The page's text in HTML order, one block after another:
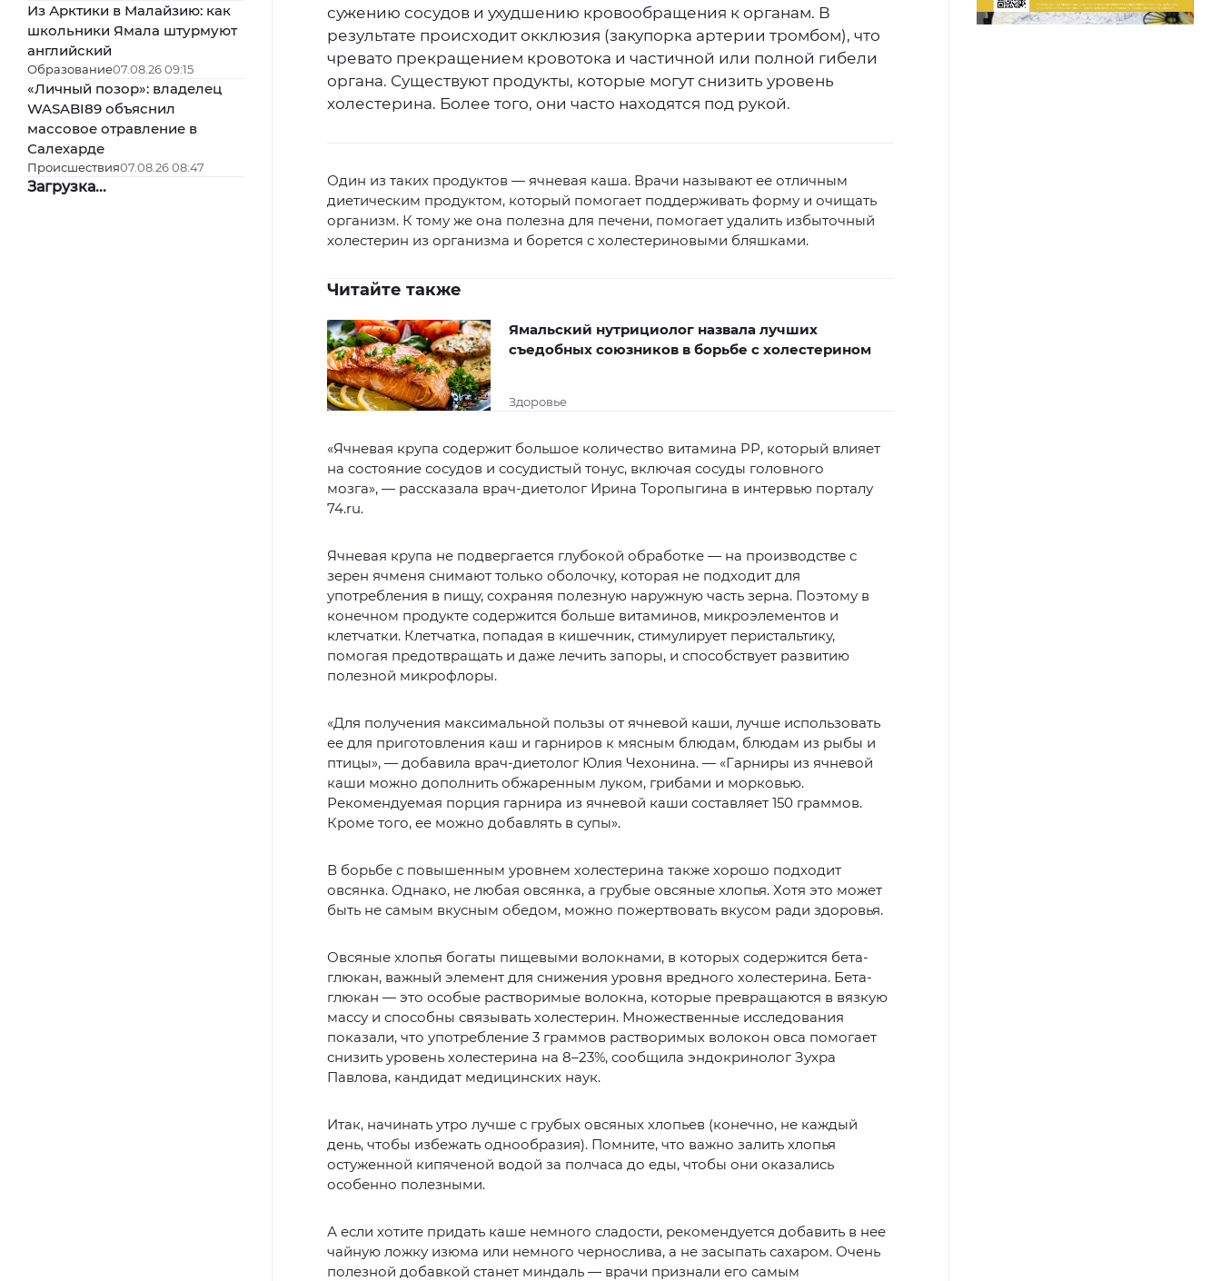
Из Арктики в Малайзию: как
школьники Ямала штурмуют
английский
Образование07.08.26 09:15
«Личный позор»: владелец
WASABI89 объяснил
массовое отравление в
Салехарде
Происшествия07.08.26 08:47
Загрузка...
сужению сосудов и ухудшению кровообращения к органам. В
результате происходит окклюзия (закупорка артерии тромбом), что
чревато прекращением кровотока и частичной или полной гибели
органа. Существуют продукты, которые могут снизить уровень
холестерина. Более того, они часто находятся под рукой.
Один из таких продуктов — ячневая каша. Врачи называют ее отличным
диетическим продуктом, который помогает поддерживать форму и очищать
организм. К тому же она полезна для печени, помогает удалить избыточный
холестерин из организма и борется с холестериновыми бляшками.
Читайте также
Ямальский нутрициолог назвала лучших
съедобных союзников в борьбе с холестерином
Здоровье
«Ячневая крупа содержит большое количество витамина PP, который влияет
на состояние сосудов и сосудистый тонус, включая сосуды головного
мозга», — рассказала врач-диетолог Ирина Торопыгина в интервью порталу
74.ru.
Ячневая крупа не подвергается глубокой обработке — на производстве с
зерен ячменя снимают только оболочку, которая не подходит для
употребления в пищу, сохраняя полезную наружную часть зерна. Поэтому в
конечном продукте содержится больше витаминов, микроэлементов и
клетчатки. Клетчатка, попадая в кишечник, стимулирует перистальтику,
помогая предотвращать и даже лечить запоры, и способствует развитию
полезной микрофлоры.
«Для получения максимальной пользы от ячневой каши, лучше использовать
ее для приготовления каш и гарниров к мясным блюдам, блюдам из рыбы и
птицы», — добавила врач-диетолог Юлия Чехонина. — «Гарниры из ячневой
каши можно дополнить обжаренным луком, грибами и морковью.
Рекомендуемая порция гарнира из ячневой каши составляет 150 граммов.
Кроме того, ее можно добавлять в супы».
В борьбе с повышенным уровнем холестерина также хорошо подходит
овсянка. Однако, не любая овсянка, а грубые овсяные хлопья. Хотя это может
быть не самым вкусным обедом, можно пожертвовать вкусом ради здоровья.
Овсяные хлопья богаты пищевыми волокнами, в которых содержится бета-
глюкан, важный элемент для снижения уровня вредного холестерина. Бета-
глюкан — это особые растворимые волокна, которые превращаются в вязкую
массу и способны связывать холестерин. Множественные исследования
показали, что употребление 3 граммов растворимых волокон овса помогает
снизить уровень холестерина на 8–23%, сообщила эндокринолог Зухра
Павлова, кандидат медицинских наук.
Итак, начинать утро лучше с грубых овсяных хлопьев (конечно, не каждый
день, чтобы избежать однообразия). Помните, что важно залить хлопья
остуженной кипяченой водой за полчаса до еды, чтобы они оказались
особенно полезными.
А если хотите придать каше немного сладости, рекомендуется добавить в нее
чайную ложку изюма или немного чернослива, а не засыпать сахаром. Очень
полезной добавкой станет миндаль — врачи признали его самым